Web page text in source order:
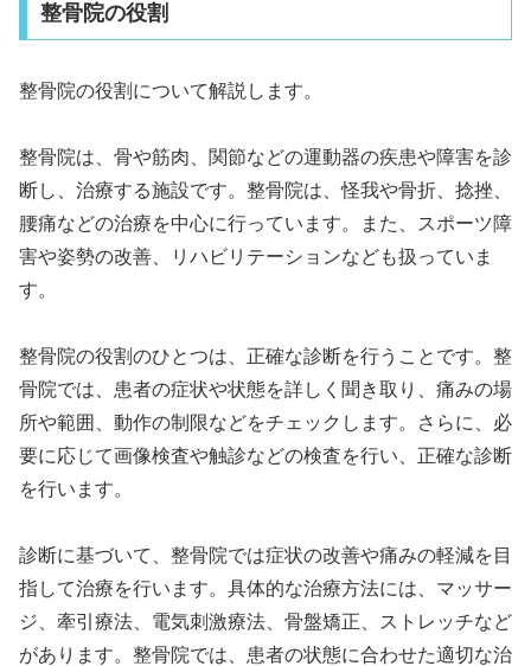
整骨院の役割
整骨院の役割について解説します。
整骨院は、骨や筋肉、関節などの運動器の疾患や障害を診
断し、治療する施設です。整骨院は、怪我や骨折、捻挫、
腰痛などの治療を中心に行っています。また、スポーツ障
害や姿勢の改善、リハビリテーションなども扱っていま
す。
整骨院の役割のひとつは、正確な診断を行うことです。整
骨院では、患者の症状や状態を詳しく聞き取り、痛みの場
所や範囲、動作の制限などをチェックします。さらに、必
要に応じて画像検査や触診などの検査を行い、正確な診断
を行います。
診断に基づいて、整骨院では症状の改善や痛みの軽減を目
指して治療を行います。具体的な治療方法には、マッサー
ジ、牽引療法、電気刺激療法、骨盤矯正、ストレッチなど
があります。整骨院では、患者の状態に合わせた適切な治